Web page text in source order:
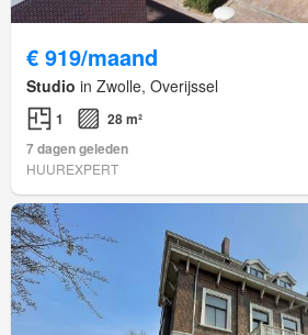
€ 919/maand
Studio in Zwolle, Overijssel
1
28 m²
7 dagen geleden
HUUREXPERT